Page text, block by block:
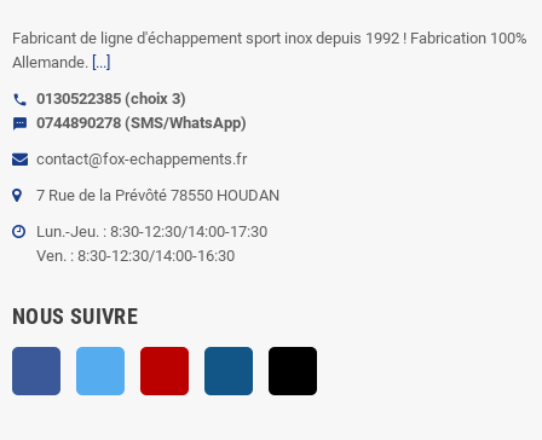
Fabricant de ligne d'échappement sport inox depuis 1992 ! Fabrication 100%
Allemande. [...]
call 0130522385 (choix 3)
sms
0744890278 (SMS/WhatsApp)
contact@fox-echappements.fr
7 Rue de la Prévôté 78550 HOUDAN
Lun.-Jeu. : 8:30-12:30/14:00-17:30
Ven. : 8:30-12:30/14:00-16:30
NOUS SUIVRE